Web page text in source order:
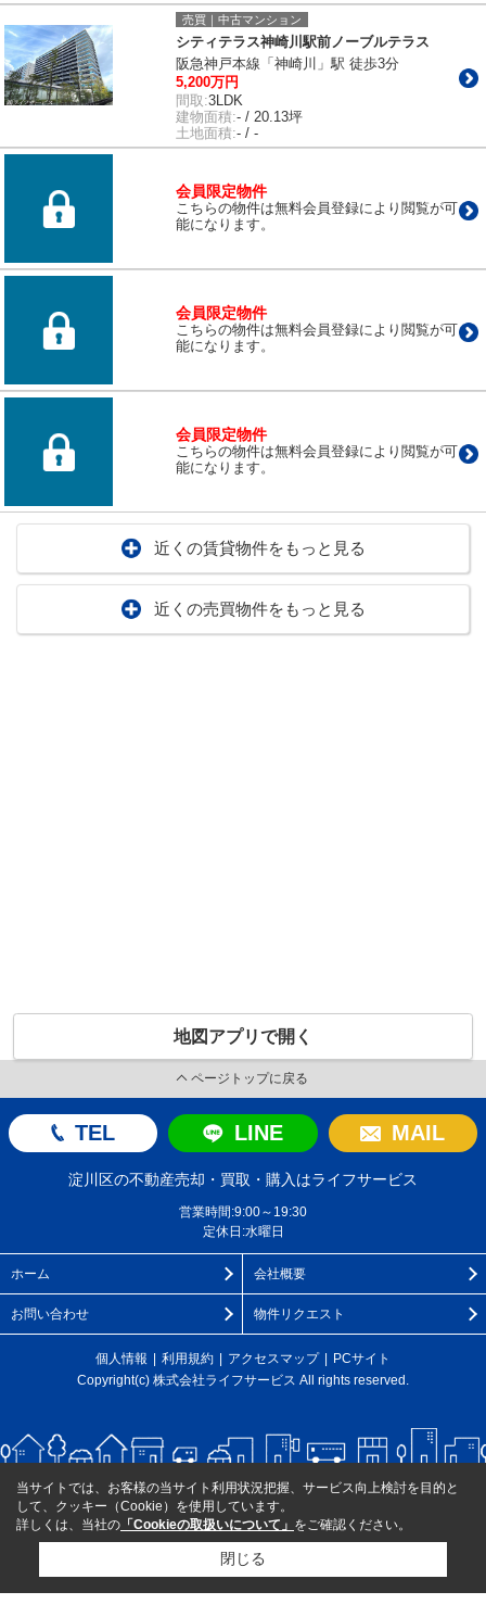
売買｜中古マンション
シティテラス神崎川駅前ノーブルテラス
阪急神戸本線「神崎川」駅 徒歩3分
5,200万円
間取:3LDK
建物面積:- / 20.13坪
土地面積:- / -
会員限定物件
こちらの物件は無料会員登録により閲覧が可
能になります。
会員限定物件
こちらの物件は無料会員登録により閲覧が可
能になります。
会員限定物件
こちらの物件は無料会員登録により閲覧が可
能になります。
近くの賃貸物件をもっと見る
近くの売買物件をもっと見る
地図アプリで開く
ページトップに戻る
TEL LINE MAIL
淀川区の不動産売却・買取・購入はライフサービス
営業時間:9:00～19:30
定休日:水曜日
ホーム 会社概要
お問い合わせ 物件リクエスト
個人情報 利用規約 アクセスマップ
PCサイト
Copyright(c) 株式会社ライフサービス All rights reserved.
当サイトでは、お客様の当サイト利用状況把握、サービス向上検討を目的と
して、クッキー（Cookie）を使用しています。
詳しくは、当社の 「Cookieの取扱いについて」 をご確認ください。
閉じる